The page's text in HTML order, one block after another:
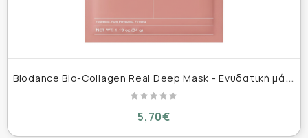
B
iodance Bio-Collagen Real Deep Mask - Ενυδατική μάσκα Προσώπου για σύσφιξη, λάμψη 34g
5,70€